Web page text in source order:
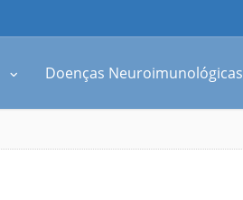
Doenças Neuroimunológicas